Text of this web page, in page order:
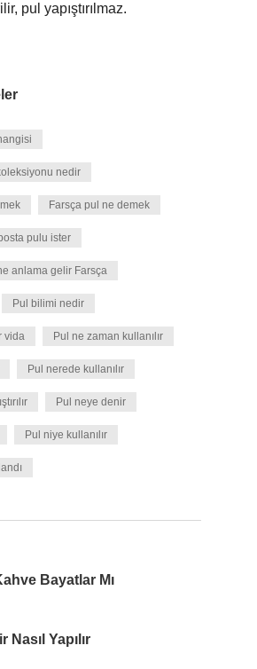
pul yapıştırılmaz.
nedir
Farsça pul ne demek
pulu ister
anlama gelir Farsça
Pul bilimi nedir
vida Pul ne zaman kullanılır
Pul nerede kullanılır
Pul neye denir
Pul niye kullanılır
Bayatlar Mı
Nasıl Yapılır